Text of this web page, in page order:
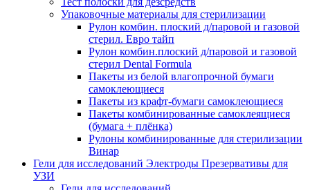
Упаковочные материалы для стерилизации
Рулон комбин. плоский д/паровой и газовой
стерил. Евро тайп
Рулон комбин.плоский д/паровой и газовой
стерил Dental Formula
Пакеты из белой влагопрочной бумаги
самоклеющиеся
Пакеты из крафт-бумаги самоклеющиеся
Пакеты комбинированные самоклеящиеся
(бумага + плёнка)
Рулоны комбинированные для стерилизации
Винар
Гели для исследований Электроды Презервативы для
УЗИ